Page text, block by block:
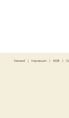
Versand| Impressum| AGB|